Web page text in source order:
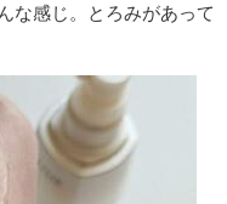
な感じ。とろみがあって